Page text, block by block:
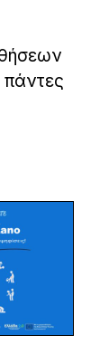
πάντες